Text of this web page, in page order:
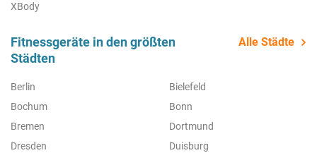
XBody
Fitnessgeräte in den größten
Städten
Alle Städte
Berlin
Bielefeld
Bochum
Bonn
Bremen
Dortmund
Dresden
Duisburg